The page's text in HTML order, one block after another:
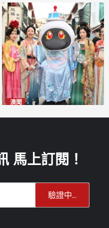
澳聞
馬上訂閱！